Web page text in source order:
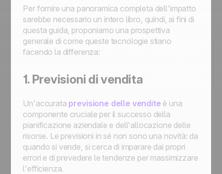
Per fornire una panoramica completa dell'impatto
sarebbe necessario un intero libro, quindi, ai fini di
questa guida, proponiamo una prospettiva
generale di come queste tecnologie stiano
facendo la differenza:
1. Previsioni di vendita
Un'accurata previsione delle vendite è una
componente cruciale per il successo della
pianificazione aziendale e dell'allocazione delle
risorse. Le previsioni in sé non sono una novità: da
quando si vende, si cerca di imparare dai propri
errori e di prevedere le tendenze per massimizzare
l'efficienza.